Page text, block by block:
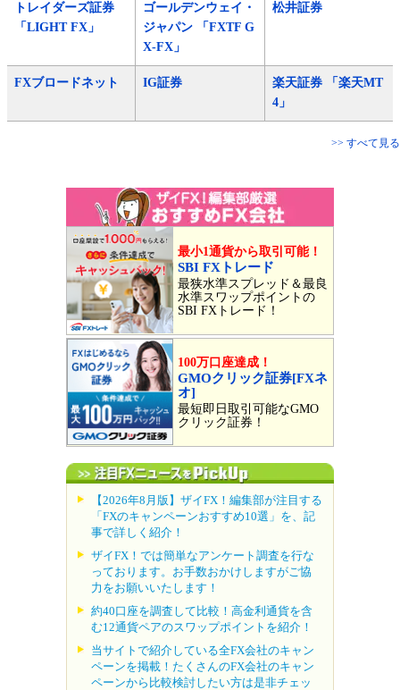
トレイダーズ証券
「LIGHT FX」
ゴールデンウェイ・
ジャパン 「FXTF G
X-FX」
松井証券
FXブロードネット IG証券
楽天証券 「楽天MT
4」
>> すべて見る
最小1通貨から取引可能！
SBI FXトレード
最狭水準スプレッド＆最良
水準スワップポイントの
SBI FXトレード！
100万口座達成！
GMOクリック証券[FXネ
オ]
最短即日取引可能なGMO
クリック証券！
【2026年8月版】ザイFX！編集部が注目する
「FXのキャンペーンおすすめ10選」を、記
事で詳しく紹介！
ザイFX！では簡単なアンケート調査を行な
っております。お手数おかけしますがご協
力をお願いいたします！
約40口座を調査して比較！高金利通貨を含
む12通貨ペアのスワップポイントを紹介！
当サイトで紹介している全FX会社のキャン
ペーンを掲載！たくさんのFX会社のキャン
ペーンから比較検討したい方は是非チェッ